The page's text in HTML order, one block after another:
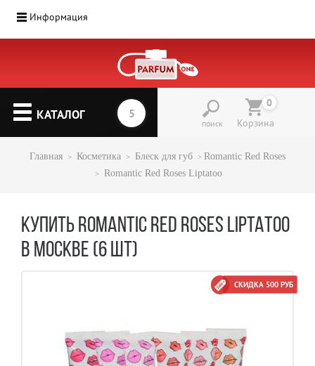
Информация
КАТАЛОГ
поиск
0
Корзина
Главная Косметика Блеск для губ
Romantic Red Roses
Romantic Red Roses Liptatoo
КУПИТЬ ROMANTIC RED ROSES LIPTATOO
В МОСКВЕ (6 ШТ)
СКИДКА 500 РУБ